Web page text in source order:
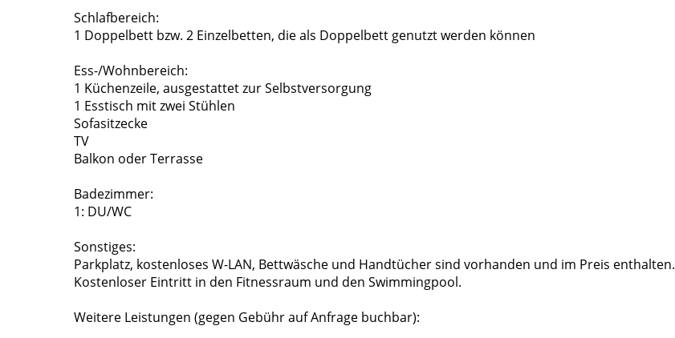
Schlafbereich:
1 Doppelbett bzw. 2 Einzelbetten, die als Doppelbett genutzt werden können
Ess-/Wohnbereich:
1 Küchenzeile, ausgestattet zur Selbstversorgung
1 Esstisch mit zwei Stühlen
Sofasitzecke
TV
Balkon oder Terrasse
Badezimmer:
1: DU/WC
Sonstiges:
Parkplatz, kostenloses W-LAN, Bettwäsche und Handtücher sind vorhanden und im Preis enthalten.
Kostenloser Eintritt in den Fitnessraum und den Swimmingpool.
Weitere Leistungen (gegen Gebühr auf Anfrage buchbar):